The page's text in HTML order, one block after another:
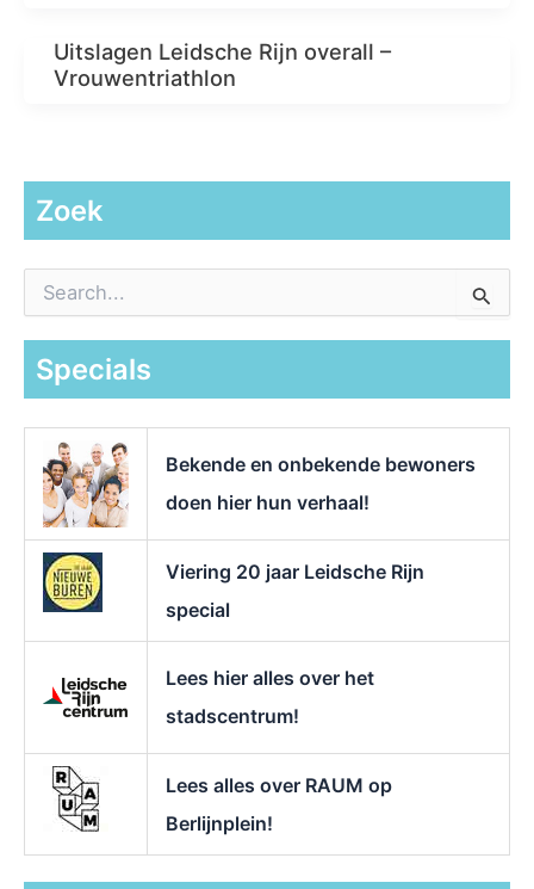
Uitslagen Leidsche Rijn overall –
Vrouwentriathlon
Zoek
a
Specials
Bekende en onbekende bewoners
doen hier hun verhaal!
Viering 20 jaar Leidsche Rijn
special
Lees hier alles over het
stadscentrum!
Lees alles over RAUM op
Berlijnplein!